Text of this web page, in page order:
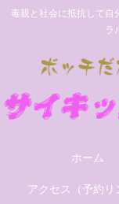
毒親と社会に抵抗して自
ラ
ホーム
アクセス（予約リ